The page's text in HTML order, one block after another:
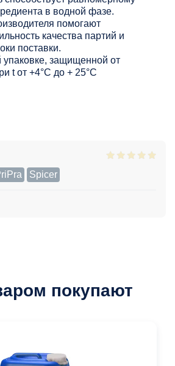
в водной фазе.
помогают
качества партий и
поставки.
упаковке, защищенной от
t от +4°C до + 25°С
Spicer
покупают